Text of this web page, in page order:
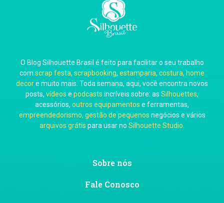
Carla Eschberger
Carol Pessoa
Ju Mirthes
O Blog Silhouette Brasil é feito para facilitar o seu trabalho
com scrap festa, scrapbooking, estamparia, costura, home
decore muito mais. Toda semana, aqui, você encontra novos
posts, vídeos e podcasts incríveis sobre: as Silhouettes,
acessórios, outros equipamentos e ferramentas,
empreendedorismo, gestão de pequenos negócios e vários
arquivos grátis para usar no Silhouette Studio
Sobre nós
Fale Conosco